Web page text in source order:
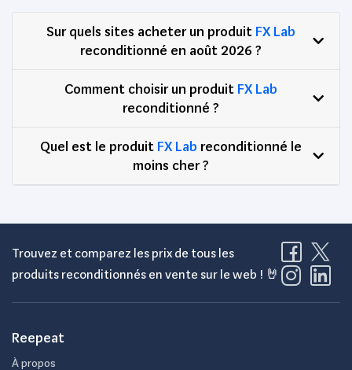
Sur quels sites acheter un produit FX Lab
reconditionné en août 2026 ?
Comment choisir un produit FX Lab
reconditionné ?
Quel est le produit FX Lab reconditionné le
moins cher ?
Trouvez et comparez les prix de tous les
produits reconditionnés en vente sur le web ! 🤘
Reepeat
À propos